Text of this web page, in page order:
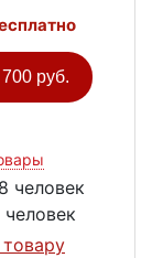
руб.
8 человек
человек